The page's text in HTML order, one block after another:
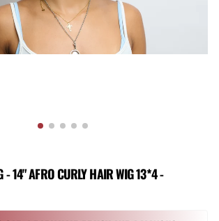
- 14" AFRO CURLY HAIR WIG 13*4 -